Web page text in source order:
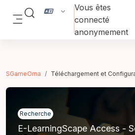
Passer au contenu principal
Panneau latéral
Activer/désactiver la saisie de
Vous êtes
connecté
anonymement
SGameOrna Téléchargement et
Recherche
E-LearningScape Access -